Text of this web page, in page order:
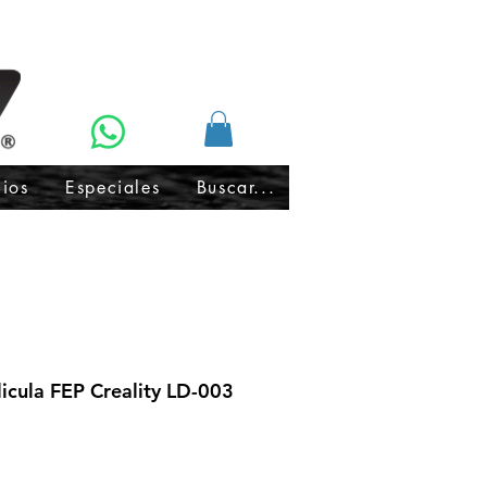
Especiales Buscar...
FEP Creality LD-003